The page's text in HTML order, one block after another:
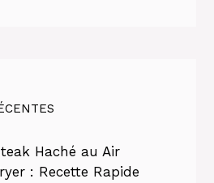
Haché au Air
: Recette Rapide